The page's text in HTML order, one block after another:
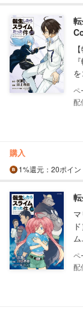
配
購入
1%還元 ：20ポイ
配